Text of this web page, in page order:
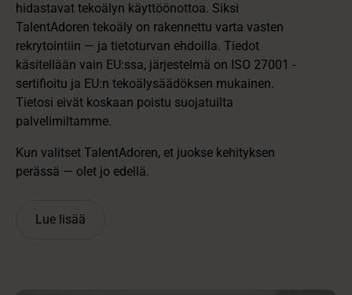
hidastavat tekoälyn käyttöönottoa. Siksi
TalentAdoren tekoäly on rakennettu varta vasten
rekrytointiin — ja tietoturvan ehdoilla. Tiedot
käsitellään vain EU:ssa, järjestelmä on ISO 27001 -
sertifioitu ja EU:n tekoälysäädöksen mukainen.
Tietosi eivät koskaan poistu suojatuilta
palvelimiltamme.
Kun valitset TalentAdoren, et juokse kehityksen
perässä — olet jo edellä.
Lue lisää